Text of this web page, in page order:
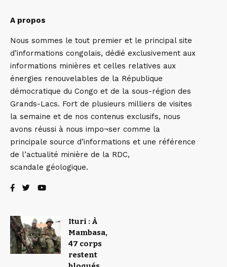
A propos
Nous sommes le tout premier et le principal site
d’informations congolais, dédié exclusivement aux
informations minières et celles relatives aux
énergies renouvelables de la République
démocratique du Congo et de la sous-région des
Grands-Lacs. Fort de plusieurs milliers de visites
la semaine et de nos contenus exclusifs, nous
avons réussi à nous impo¬ser comme la
principale source d’informations et une référence
de l’actualité minière de la RDC,
scandale géologique.
Ituri : À
Mambasa,
47 corps
restent